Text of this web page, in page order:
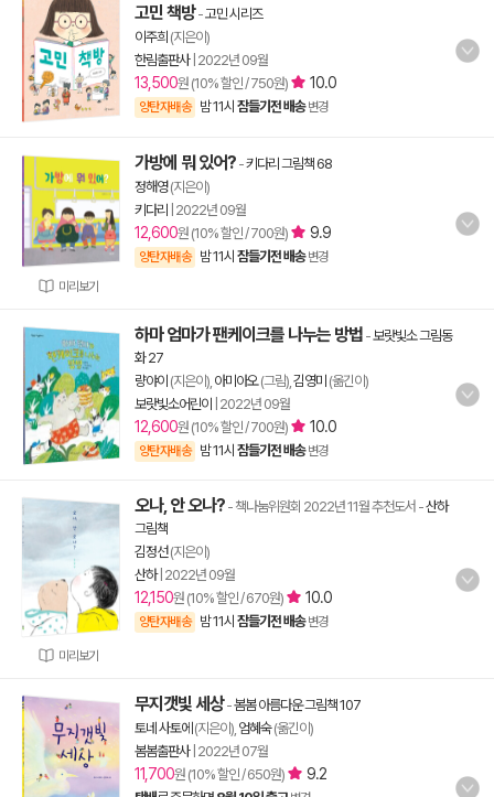
고민 책방-고민 시리즈
이주희 (지은이)
한림출판사| 2022년 09월
13,500원 (10% 할인 / 750원) 10.0
양탄자배송 밤 11시 잠들기전 배송 변경
미리보기
가방에 뭐 있어? -키다리 그림책 68
정해영(지은이)
키다리
2022년 09월
12,600원 (10% 할인 / 700원) 9.9
양탄자배송 밤 11시 잠들기전 배송 변경
하마 엄마가 팬케이크를 나누는 방법 -보랏빛소 그림동
화 27
량야이 (지은이), 아미아오(그림), 김영미 (옮긴이)
보랏빛소어린이
2022년 09월
12,600원 (10% 할인 / 700원) 10.0
양탄자배송 밤 11시 잠들기전 배송 변경
미리보기
오나, 안 오나? - 책나눔위원회 2022년 11월 추천도서 -산하
그림책
김정선(지은이)
산하| 2022년 09월
12,150원 (10% 할인 / 670원) 10.0
양탄자배송 밤 11시 잠들기전 배송 변경
무지갯빛 세상-봄봄 아름다운 그림책 107
토네 사토에 (지은이), 엄혜숙(옮긴이)
봄봄출판사| 2022년 07월
11,700원 (10% 할인 / 650원) 9.2